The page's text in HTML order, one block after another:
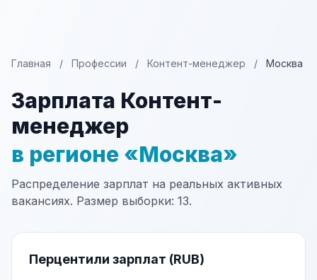
Главная / Профессии / Контент-менеджер / Москва
Зарплата Контент-
менеджер
в регионе «Москва»
Распределение зарплат на реальных активных
вакансиях. Размер выборки: 13.
Перцентили зарплат (RUB)